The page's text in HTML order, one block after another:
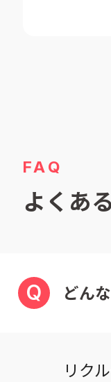
FAQ
よくあ
Q どん
リク